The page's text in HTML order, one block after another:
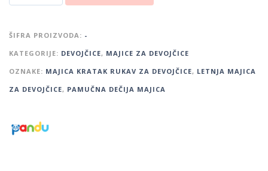
ŠIFRA PROIZVODA: -
KATEGORIJE: DEVOJČICE, MAJICE ZA DEVOJČICE
OZNAKE: MAJICA KRATAK RUKAV ZA DEVOJČICE, LETNJA MAJICA
ZA DEVOJČICE, PAMUČNA DEČIJA MAJICA